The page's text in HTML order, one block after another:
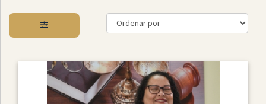
Especialidades
Administrativo